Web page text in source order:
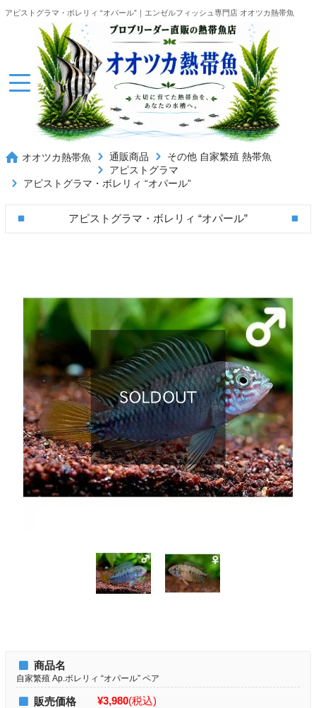
アピストグラマ・ボレリィ “オパール”｜エンゼルフィッシュ専門店 オオツカ熱帯魚
オオツカ熱帯魚 通販商品
その他 自家繁殖 熱帯魚
アピストグラマ
アピストグラマ・ボレリィ “オパール”
アピストグラマ・ボレリィ “オパール”
商品名
自家繁殖 Ap.ボレリィ “オパール” ペア
販売価格 ¥3,980(税込)